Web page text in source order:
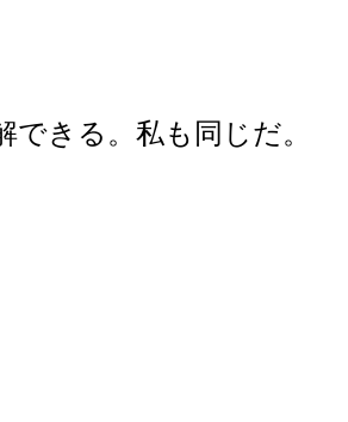
できる。私も同じだ。